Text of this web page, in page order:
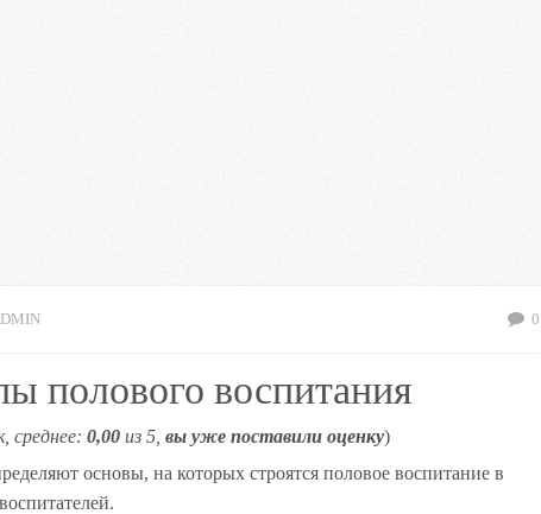
0
полового воспитания
среднее: 0,00 из 5, вы уже поставили оценку)
основы, на которых строятся половое воспитание в